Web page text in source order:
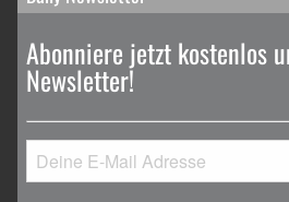
Abonniere jetzt kostenlos
Newsletter!